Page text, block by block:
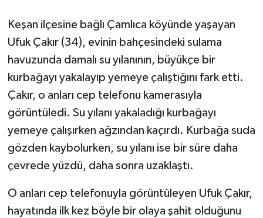
Keşan ilçesine bağlı Çamlıca köyünde yaşayan
Ufuk Çakır (34), evinin bahçesindeki sulama
havuzunda damalı su yılanının, büyükçe bir
kurbağayı yakalayıp yemeye çalıştığını fark etti.
Çakır, o anları cep telefonu kamerasıyla
görüntüledi. Su yılanı yakaladığı kurbağayı
yemeye çalışırken ağzından kaçırdı. Kurbağa suda
gözden kaybolurken, su yılanı ise bir süre daha
çevrede yüzdü, daha sonra uzaklaştı.
O anları cep telefonuyla görüntüleyen Ufuk Çakır,
hayatında ilk kez böyle bir olaya şahit olduğunu